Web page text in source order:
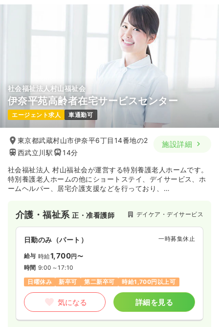
社会福祉法人村山福祉会
伊奈平苑高齢者在宅サービスセンター
エージェント求人 車通勤可
東京都武蔵村山市伊奈平6丁目14番地の2
西武立川駅
14分
施設詳細
社会福祉法人 村山福祉会が運営する特別養護老人ホームです。
特別養護老人ホームの他にショートステイ、デイサービス、ホ
ームヘルパー、居宅介護支援などを行っており、
介護・福祉系正・准看護師 デイケア・デイサービス
日勤のみ（パート） 一時募集休止
給与 時給1,700円〜
時間 9:00～17:10
日曜休み
新卒可 第二新卒可 時給1,700円以上可
気になる 詳細を見る